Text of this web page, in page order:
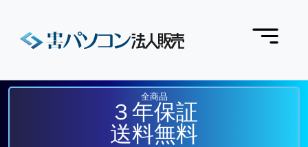
全商品
３年保証
送料無料